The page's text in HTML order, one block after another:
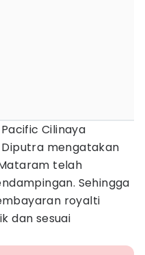
Cilinaya
Diputra mengatakan
telah
Sehingga
royalti
dan sesuai